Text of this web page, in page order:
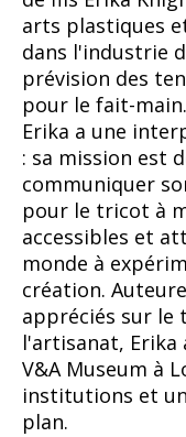
arts plastiques
dans l'industrie
prévision des
pour le fait-
Erika a une
: sa mission est
communiquer
pour le tricot à
accessibles et
monde à
création.
appréciés sur le
l'artisanat, Erika
V&A Museum à
institutions et
plan.